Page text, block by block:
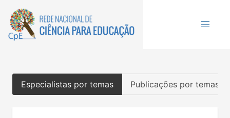
Especialistas por temas Publicações por temas